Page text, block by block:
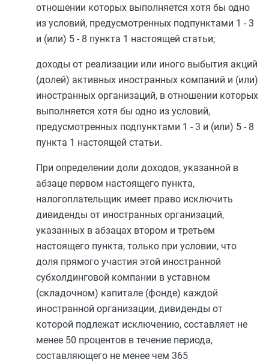
отношении которых выполняется хотя бы одно
из условий, предусмотренных подпунктами 1 - 3
и (или) 5 - 8 пункта 1 настоящей статьи;
доходы от реализации или иного выбытия акций
(долей) активных иностранных компаний и (или)
иностранных организаций, в отношении которых
выполняется хотя бы одно из условий,
предусмотренных подпунктами 1 - 3 и (или) 5 - 8
пункта 1 настоящей статьи.
При определении доли доходов, указанной в
абзаце первом настоящего пункта,
налогоплательщик имеет право исключить
дивиденды от иностранных организаций,
указанных в абзацах втором и третьем
настоящего пункта, только при условии, что
доля прямого участия этой иностранной
субхолдинговой компании в уставном
(складочном) капитале (фонде) каждой
иностранной организации, дивиденды от
которой подлежат исключению, составляет не
менее 50 процентов в течение периода,
составляющего не менее чем 365